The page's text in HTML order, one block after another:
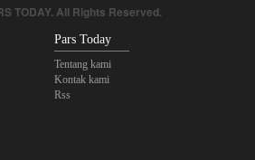
Seret AS dalam Perang yang
TODAY. All Rights Reserved.
Pars Today
Tentang kami
Kontak kami
Rss